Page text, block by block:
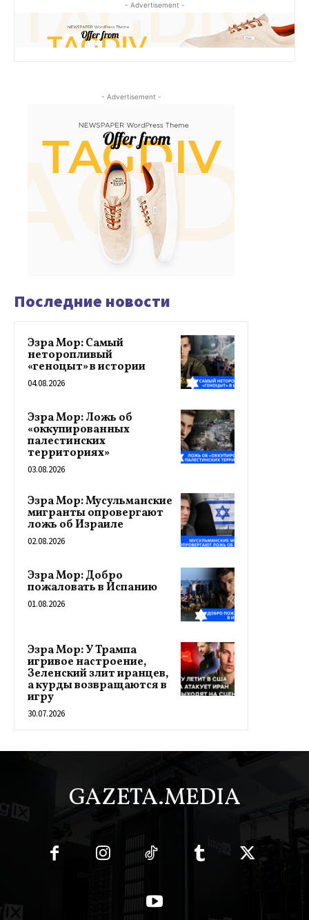
- Advertisement -
- Advertisement -
Последние новости
Эзра Мор: Самый
неторопливый
«геноцыт» в истории
04.08.2026
Эзра Мор: Ложь об
«оккупированных
палестинских
территориях»
03.08.2026
Эзра Мор: Мусульманские
мигранты опровергают
ложь об Израиле
02.08.2026
Эзра Мор: Добро
пожаловать в Испанию
01.08.2026
Эзра Мор: У Трампа
игривое настроение,
Зеленский злит иранцев,
а курды возвращаются в
игру
30.07.2026
GAZETA.MEDIA